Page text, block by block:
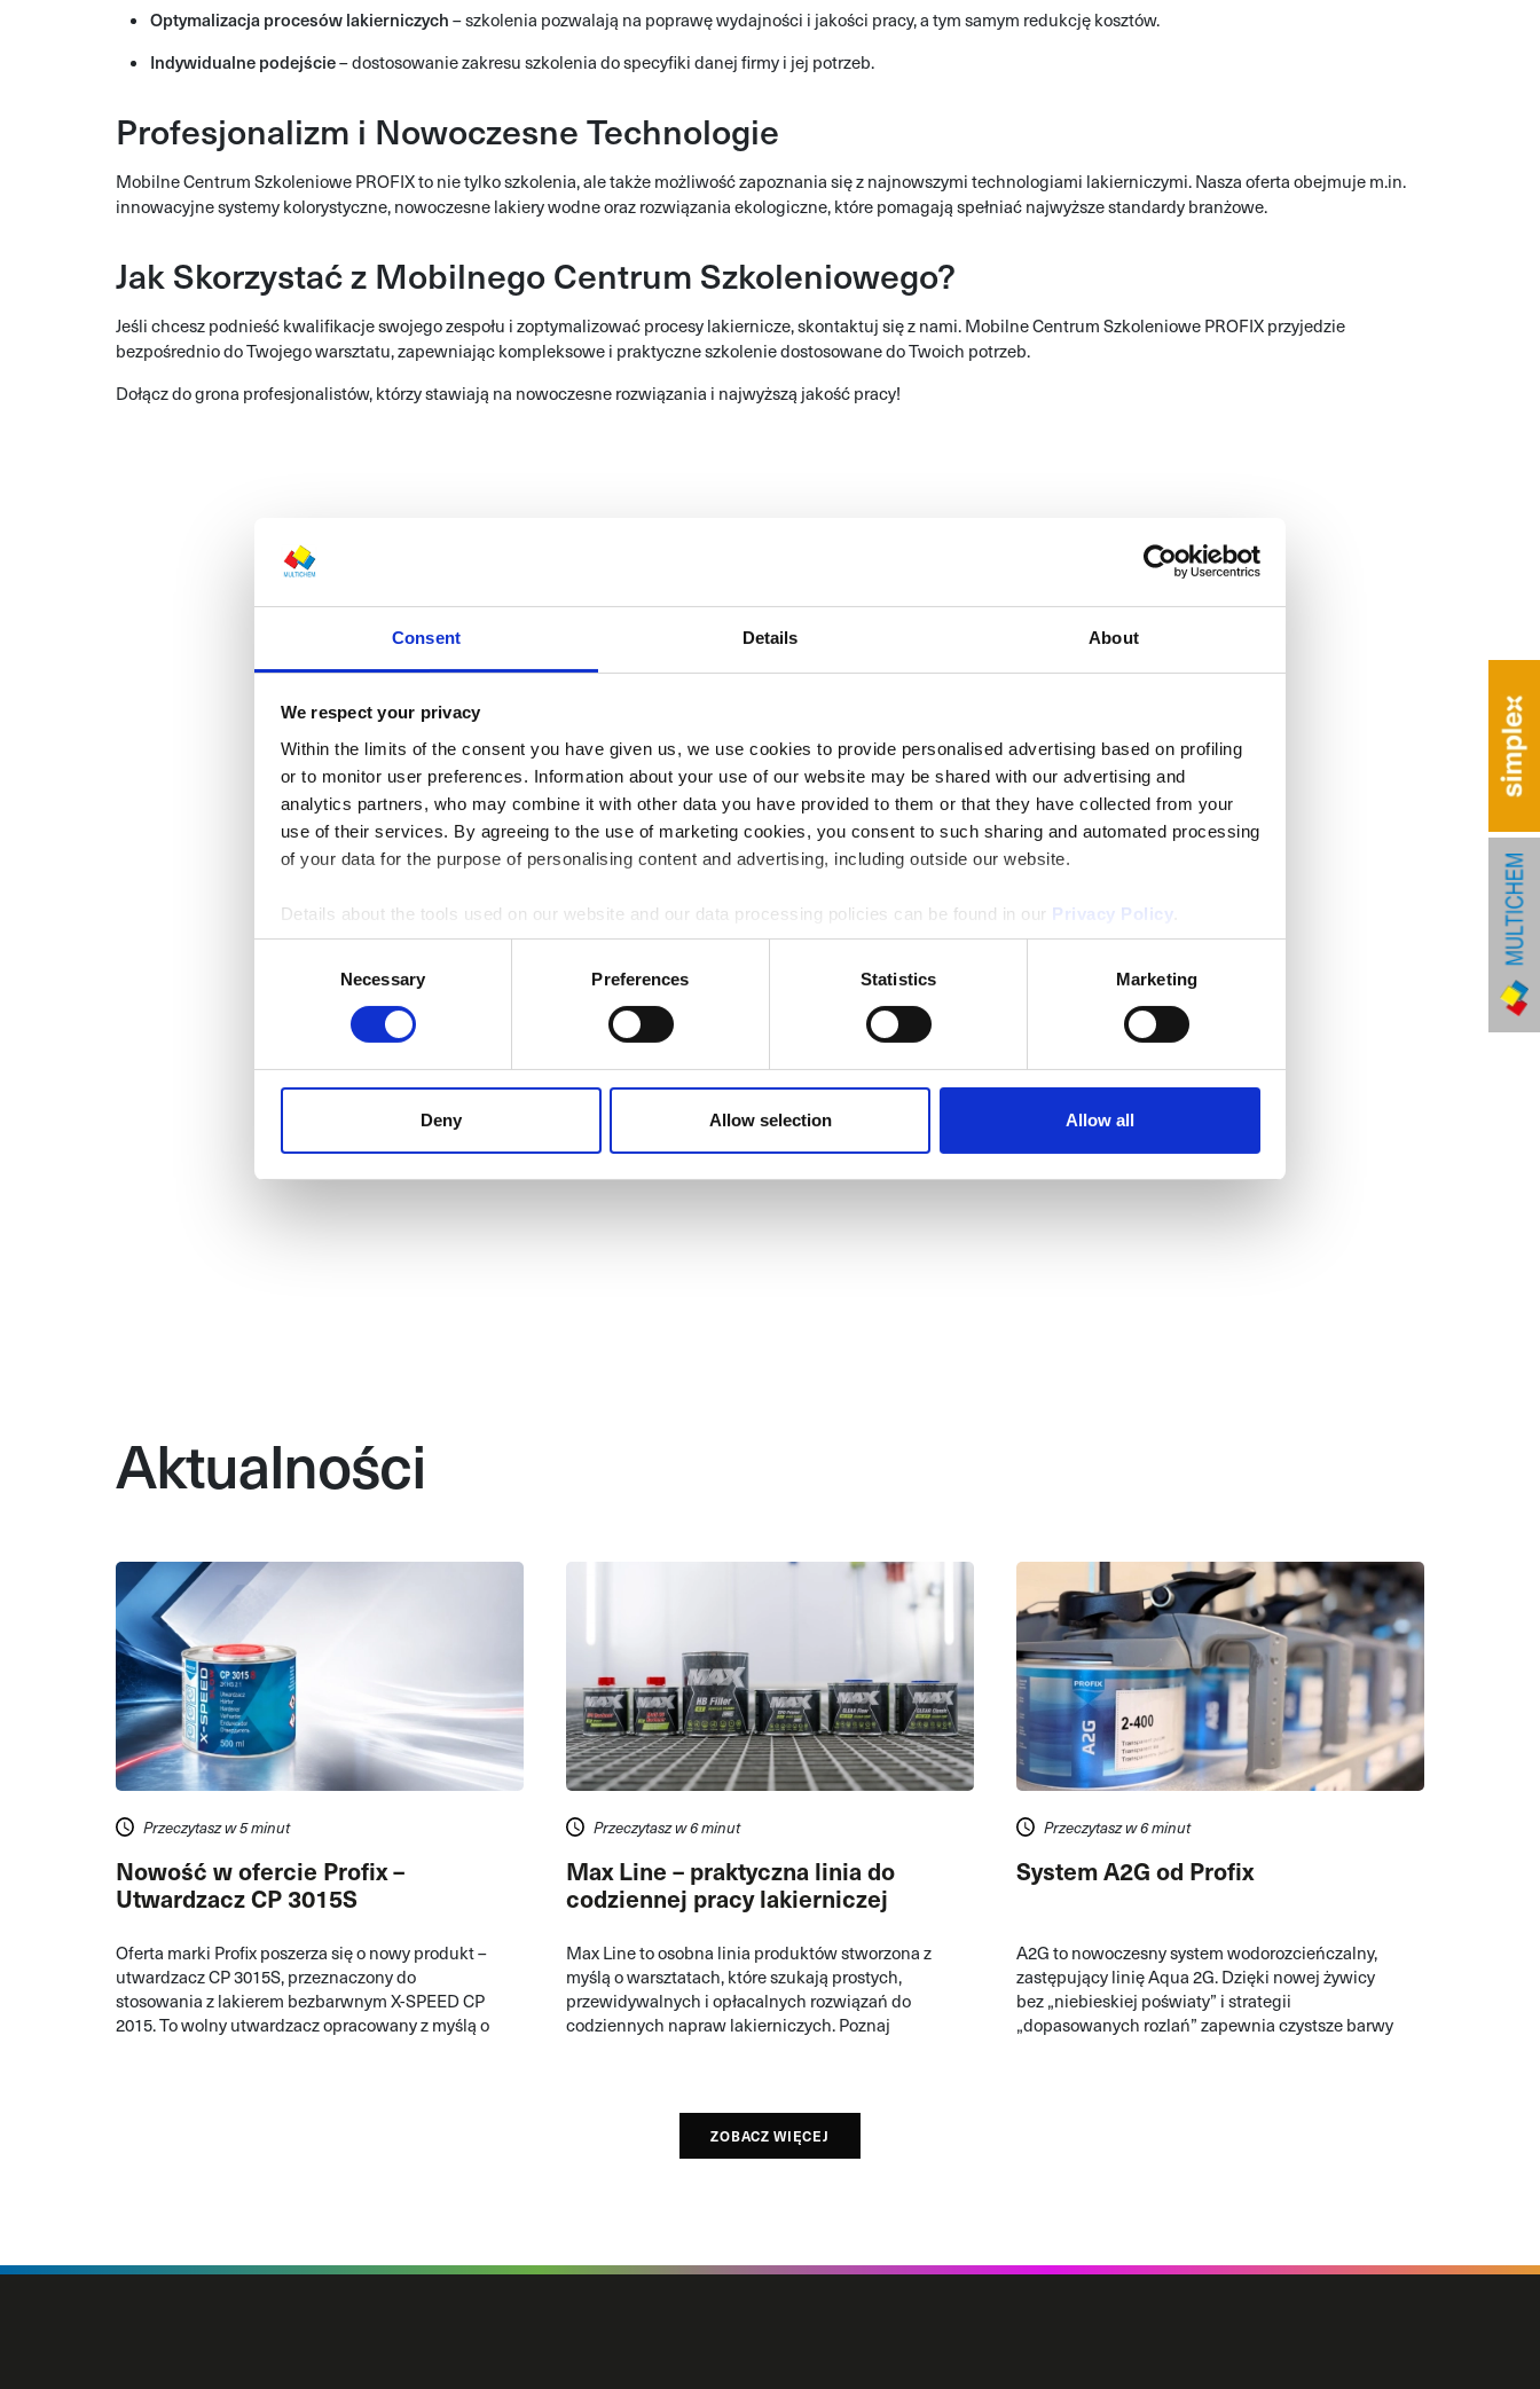
Consent Details About
We respect your privacy
Within the limits of the consent you have given us, we use cookies to provide personalised advertising based on profiling
or to monitor user preferences. Information about your use of our website may be shared with our advertising and
analytics partners, who may combine it with other data you have provided to them or that they have collected from your
use of their services. By agreeing to the use of marketing cookies, you consent to such sharing and automated processing
of your data for the purpose of personalising content and advertising, including outside our website.
Details about the tools used on our website and our data processing policies can be found in our Privacy Policy
Necessary Preferences Statistics Marketing
Deny Allow selection Allow all
Optymalizacja procesów lakierniczych – szkolenia pozwalają na poprawę wydajności i jakości pracy, a tym samym redukcję kosztów.
Indywidualne podejście– dostosowanie zakresu szkolenia do specyfiki danej firmy i jej potrzeb.
Profesjonalizm i Nowoczesne Technologie
Mobilne Centrum Szkoleniowe PROFIX to nie tylko szkolenia, ale także możliwość zapoznania się z najnowszymi technologiami lakierniczymi. Nasza oferta obejmuje m.in.
innowacyjne systemy kolorystyczne, nowoczesne lakiery wodne oraz rozwiązania ekologiczne, które pomagają spełniać najwyższe standardy branżowe.
Jak Skorzystać z Mobilnego Centrum Szkoleniowego?
Jeśli chcesz podnieść kwalifikacje swojego zespołu i zoptymalizować procesy lakiernicze, skontaktuj się z nami. Mobilne Centrum Szkoleniowe PROFIX przyjedzie
bezpośrednio do Twojego warsztatu, zapewniając kompleksowe i praktyczne szkolenie dostosowane do Twoich potrzeb.
Dołącz do grona profesjonalistów, którzy stawiają na nowoczesne rozwiązania i najwyższą jakość pracy!
Aktualności
Przeczytasz w 5 minut
Nowość w ofercie Profix –
Utwardzacz CP 3015S
Oferta marki Profix poszerza się o nowy produkt –
utwardzacz CP 3015S, przeznaczony do
stosowania z lakierem bezbarwnym X-SPEED CP
2015. To wolny utwardzacz opracowany z myślą o
Przeczytasz w 6 minut
Max Line – praktyczna linia do
codziennej pracy lakierniczej
Max Line to osobna linia produktów stworzona z
myślą o warsztatach, które szukają prostych,
przewidywalnych i opłacalnych rozwiązań do
codziennych napraw lakierniczych. Poznaj
Przeczytasz w 6 minut
System A2G od Profix
A2G to nowoczesny system wodorozcieńczalny,
zastępujący linię Aqua 2G. Dzięki nowej żywicy
bez „niebieskiej poświaty” i strategii
„dopasowanych rozlań” zapewnia czystsze barwy
ZOBACZ WIĘCEJ